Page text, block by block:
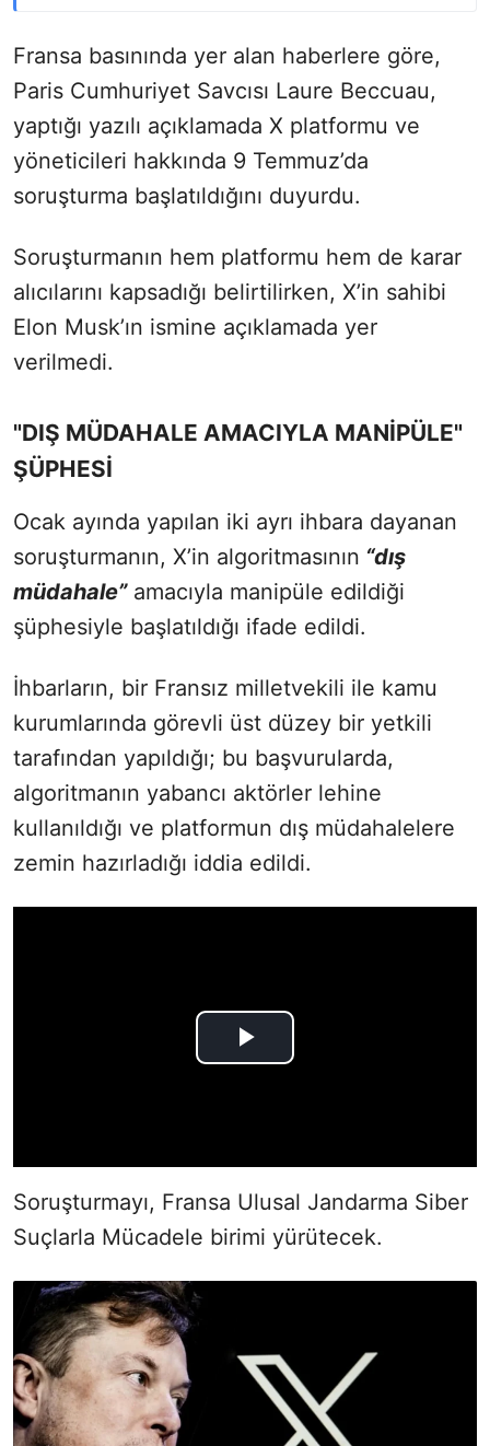
Fransa basınında yer alan haberlere göre,
Paris Cumhuriyet Savcısı Laure Beccuau,
yaptığı yazılı açıklamada X platformu ve
yöneticileri hakkında 9 Temmuz’da
soruşturma başlatıldığını duyurdu.
Soruşturmanın hem platformu hem de karar
alıcılarını kapsadığı belirtilirken, X’in sahibi
Elon Musk’ın ismine açıklamada yer
verilmedi.
"DIŞ MÜDAHALE AMACIYLA MANİPÜLE"
ŞÜPHESİ
Ocak ayında yapılan iki ayrı ihbara dayanan
soruşturmanın, X’in algoritmasının “dış
müdahale”amacıyla manipüle edildiği
şüphesiyle başlatıldığı ifade edildi.
İhbarların, bir Fransız milletvekili ile kamu
kurumlarında görevli üst düzey bir yetkili
tarafından yapıldığı; bu başvurularda,
algoritmanın yabancı aktörler lehine
kullanıldığı ve platformun dış müdahalelere
zemin hazırladığı iddia edildi.
Soruşturmayı, Fransa Ulusal Jandarma Siber
Suçlarla Mücadele birimi yürütecek.